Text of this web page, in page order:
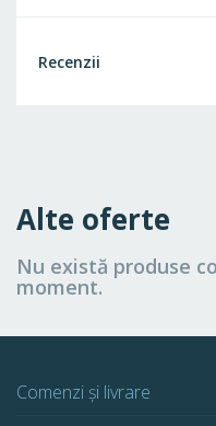
Recenzii
Alte oferte
Nu există produse
moment.
Comenzi și livrare